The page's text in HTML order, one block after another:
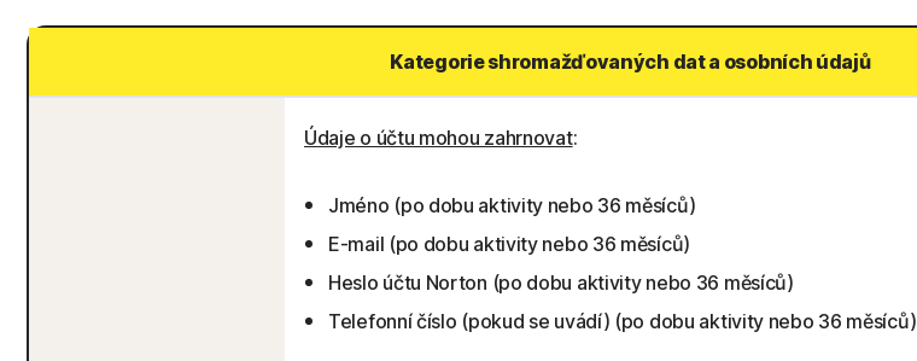
Kategorie shromažďovaných dat a osobních údajů
Údaje o účtu mohou zahrnovat:
Jméno (po dobu aktivity nebo 36 měsíců)
E-mail (po dobu aktivity nebo 36 měsíců)
Heslo účtu Norton (po dobu aktivity nebo 36 měsíců)
Telefonní číslo (pokud se uvádí) (po dobu aktivity nebo 36 měsíců)